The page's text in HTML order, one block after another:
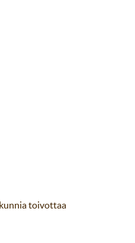
toivottaa